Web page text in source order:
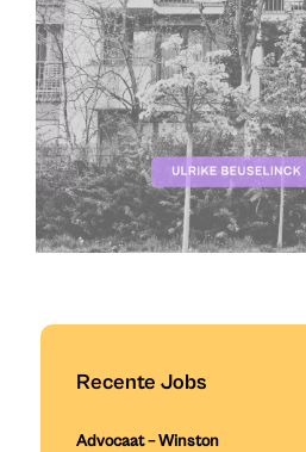
Recente Jobs
Advocaat – Winston